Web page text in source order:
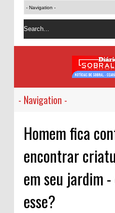
Homem fica
encontrar
em seu jardim
esse?